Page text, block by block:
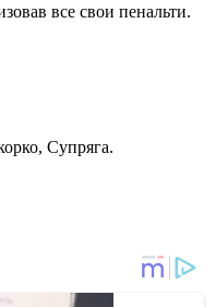
все свои пенальти.
Супряга.